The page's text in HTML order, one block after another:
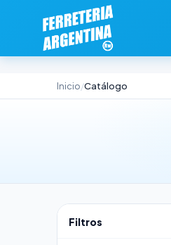
Inicio/Catálogo
Filtros